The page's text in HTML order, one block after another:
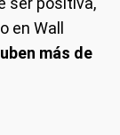
Wall
más de